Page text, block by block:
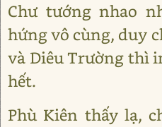
Chư tướng nhao
hứng vô cùng, duy
và Diêu Trường thì
hết.
Phù Kiên thấy lạ,